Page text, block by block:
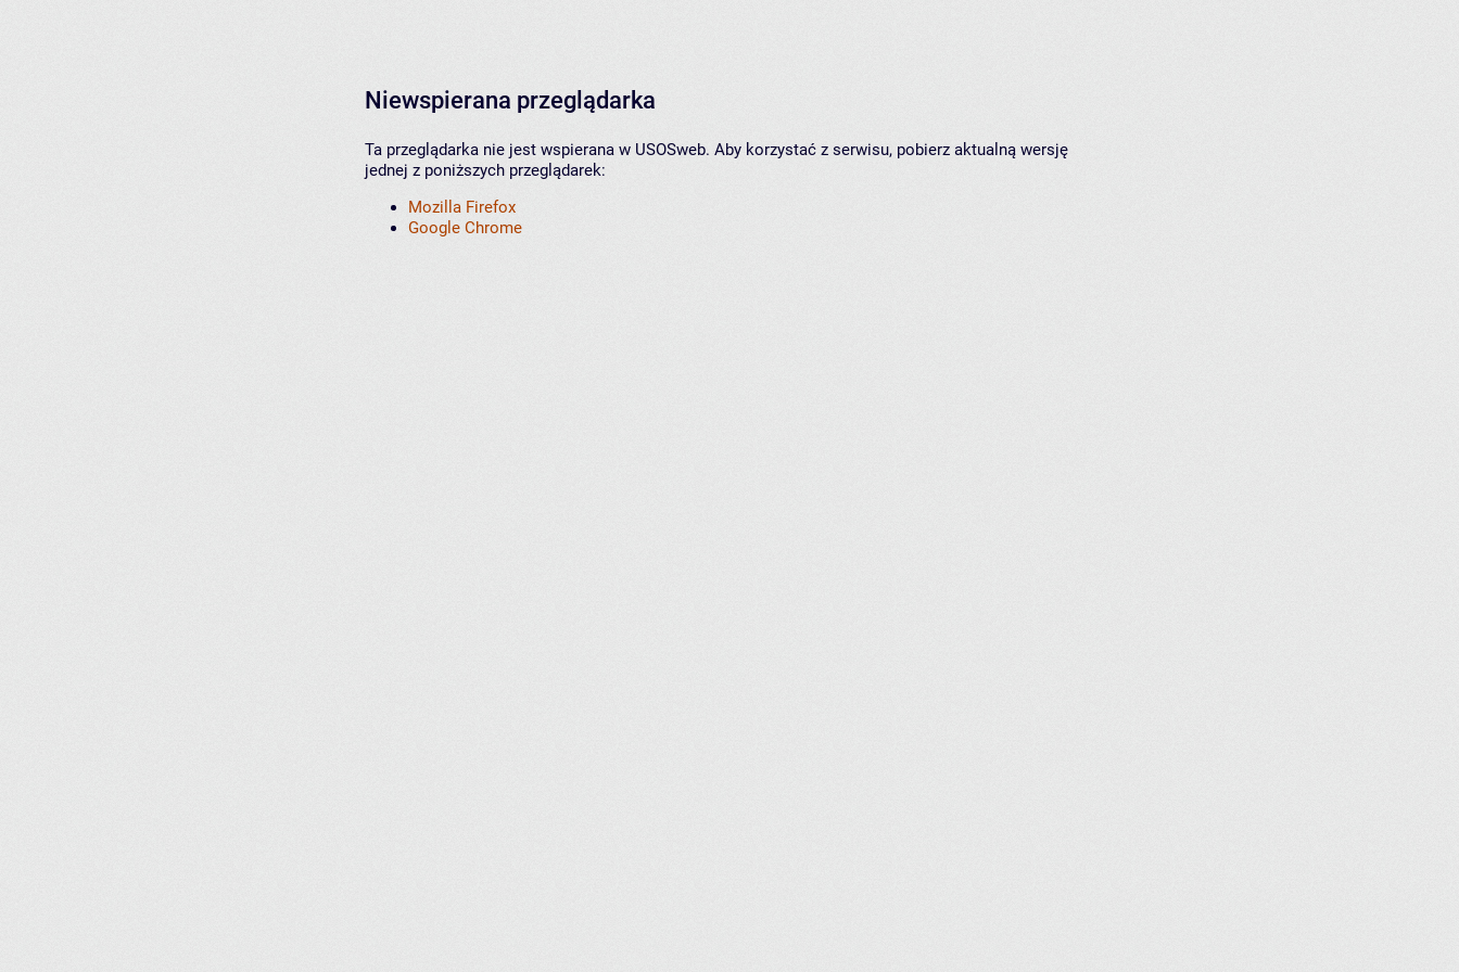
Niewspierana przeglądarka
Ta przeglądarka nie jest wspierana w USOSweb. Aby korzystać z serwisu, pobierz aktualną wersję
jednej z poniższych przeglądarek:
Mozilla Firefox
Google Chrome